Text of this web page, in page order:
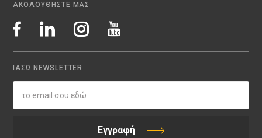
ΑΚΟΛΟΥΘΗΣΤΕ ΜΑΣ
ΙΑΣΩ NEWSLETTER
Εγγραφή